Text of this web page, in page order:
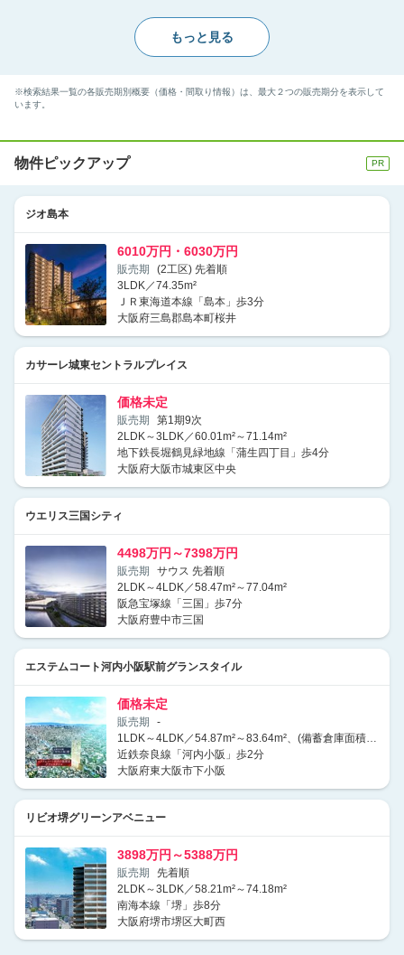
もっと見る
※検索結果一覧の各販売期別概要（価格・間取り情報）は、最大２つの販売期分を表示して
います。
物件ピックアップ
ジオ島本
6010万円・6030万円
販売期
(2工区) 先着順
3LDK／74.35m²
ＪＲ東海道本線「島本」歩3分
大阪府三島郡島本町桜井
カサーレ城東セントラルプレイス
価格未定
販売期
第1期9次
2LDK～3LDK／60.01m²～71.14m²
地下鉄長堀鶴見緑地線「蒲生四丁目」歩4分
大阪府大阪市城東区中央
ウエリス三国シティ
4498万円～7398万円
販売期
サウス 先着順
2LDK～4LDK／58.47m²～77.04m²
阪急宝塚線「三国」歩7分
大阪府豊中市三国
エステムコート河内小阪駅前グランスタイル
価格未定
販売期
-
近鉄奈良線「河内小阪」歩2分
大阪府東大阪市下小阪
リビオ堺グリーンアベニュー
3898万円～5388万円
販売期
先着順
2LDK～3LDK／58.21m²～74.18m²
南海本線「堺」歩8分
大阪府堺市堺区大町西